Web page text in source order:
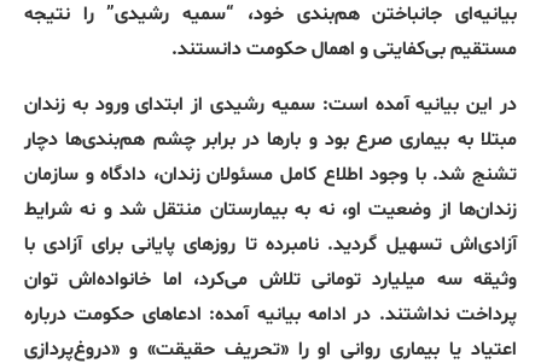
بیانیه‌ای جانباختن هم‌بندی خود، “سمیه رشیدی” را نتیجه
مستقیم بی‌کفایتی و اهمال حکومت دانستند.
در این بیانیه آمده است: سمیه رشیدی از ابتدای ورود به زندان
مبتلا به بیماری صرع بود و بارها در برابر چشم هم‌بندی‌ها دچار
تشنج شد. با وجود اطلاع کامل مسئولان زندان، دادگاه و سازمان
زندان‌ها از وضعیت او، نه به بیمارستان منتقل شد و نه شرایط
آزادی‌اش تسهیل گردید. نامبرده تا روزهای پایانی برای آزادی با
وثیقه سه میلیارد تومانی تلاش می‌کرد، اما خانواده‌اش توان
پرداخت نداشتند. در ادامه بیانیه آمده: ادعاهای حکومت درباره
اعتیاد یا بیماری روانی او را «تحریف حقیقت» و «دروغ‌پردازی